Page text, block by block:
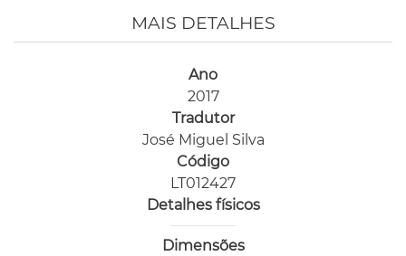
MAIS DETALHES
Ano
2017
Tradutor
José Miguel Silva
Código
LT012427
Detalhes físicos
Dimensões